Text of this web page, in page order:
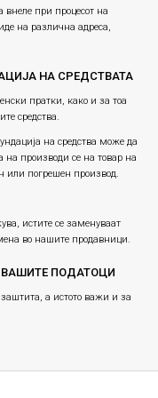
внеле при процесот на
на различна адреса,
НА СРЕДСТВАТА
пратки, како и за тоа
средства.
на средства може да
на производи се на товар на
или погрешен производ.
истите се заменуваат
во нашите продавници.
ПОДАТОЦИ
а истото важи и за